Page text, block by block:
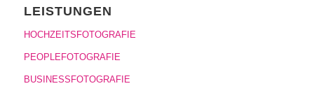
LEISTUNGEN
HOCHZEITSFOTOGRAFIE
PEOPLEFOTOGRAFIE
BUSINESSFOTOGRAFIE